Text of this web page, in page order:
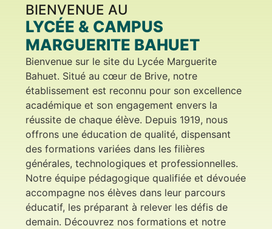
BIENVENUE AU
LYCÉE & CAMPUS
MARGUERITE BAHUET
Bienvenue sur le site du Lycée Marguerite
Bahuet. Situé au cœur de Brive, notre
établissement est reconnu pour son excellence
académique et son engagement envers la
réussite de chaque élève. Depuis 1919, nous
offrons une éducation de qualité, dispensant
des formations variées dans les filières
générales, technologiques et professionnelles.
Notre équipe pédagogique qualifiée et dévouée
accompagne nos élèves dans leur parcours
éducatif, les préparant à relever les défis de
demain. Découvrez nos formations et notre